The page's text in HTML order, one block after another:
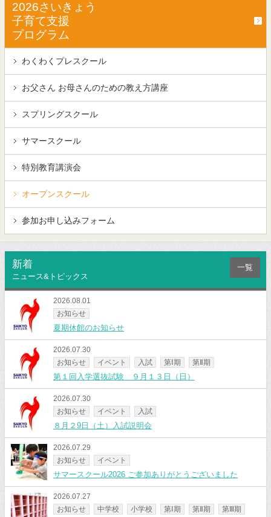
2026さいきょう
子育て支援
プログラム
わくわくプレスクール
お父さん お母さんのための教え方講座
スプリングスクール
サマースクール
特別教育講演会
オープンスクール
参加お申し込みフォーム
新着
ニュース&トピックス
一覧
2026.08.01
夏期休館のお知らせ
お知らせ
2026.07.30
第１回入学選抜試験 ９月１３日（日）
お知らせ イベント 入試 第Ⅰ期 第Ⅱ期
2026.07.30
８月２9日（土）入試説明会
お知らせ イベント 入試
2026.07.29
サマースクール2026 ご参加ありがとうございました
お知らせ イベント
2026.07.27
お知らせ 中学校 小学校 第Ⅰ期 第Ⅱ期 第Ⅲ期